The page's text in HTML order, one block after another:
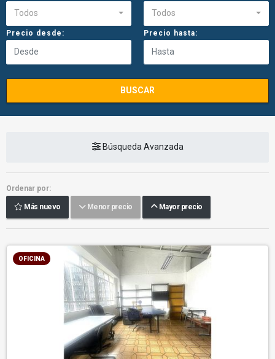
Todos Todos
Precio desde: Precio hasta:
BUSCAR
Búsqueda Avanzada
Ordenar por:
Más nuevo Menor precio Mayor precio
OFICINA